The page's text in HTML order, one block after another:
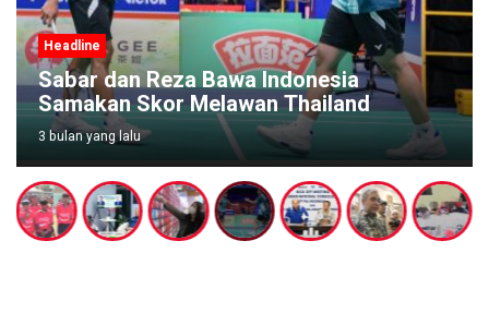
Headline
Sabar dan Reza Bawa Indonesia
Samakan Skor Melawan Thailand
3 bulan yang lalu